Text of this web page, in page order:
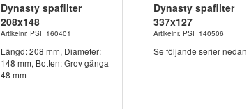
Dynasty spafilter
208x148
Artikelnr. PSF 160401
Längd: 208 mm, Diameter:
148 mm, Botten: Grov gänga
48 mm
Dynasty spafilter
337x127
Artikelnr. PSF 140506
Se följande serier nedan